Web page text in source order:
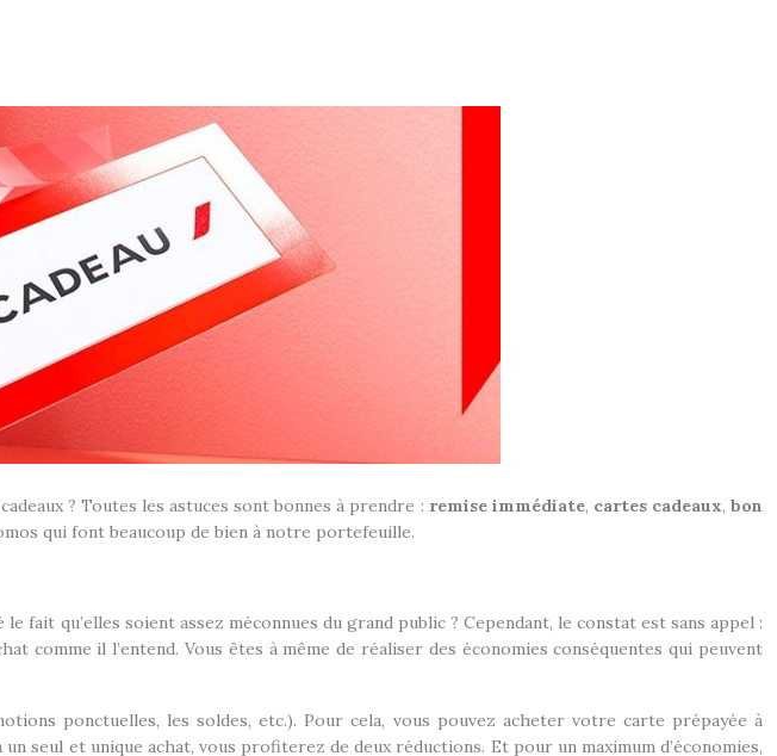
? Toutes les astuces sont bonnes à prendre : remise immédiate, cartes cadeaux, bon
qui font beaucoup de bien à notre portefeuille.
fait qu’elles soient assez méconnues du grand public ? Cependant, le constat est sans appel :
comme il l’entend. Vous êtes à même de réaliser des économies conséquentes qui peuvent
ponctuelles, les soldes, etc.). Pour cela, vous pouvez acheter votre carte prépayée à
seul et unique achat, vous profiterez de deux réductions. Et pour un maximum d’économies,